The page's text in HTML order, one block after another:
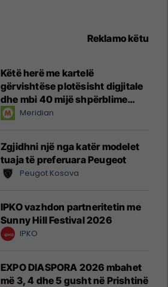
Reklamo këtu
Këtë herë me kartelë
gërvishtëse plotësisht digjitale
dhe mbi 40 mijë shpërblime
instant!Meridian
Zgjidhni një nga katër modelet
tuaja të preferuara Peugeot
Peugot Kosova
IPKO vazhdon partneritetin me
Sunny Hill Festival 2026
IPKO
EXPO DIASPORA 2026 mbahet
më 3, 4 dhe 5 gusht në Prishtinë